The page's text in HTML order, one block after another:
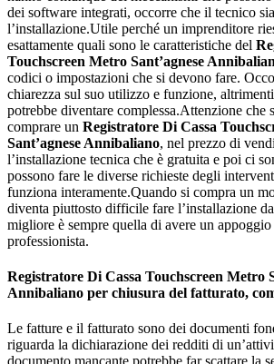
dei software integrati, occorre che il tecnico
l’installazione.Utile perché un imprenditore
esattamente quali sono le caratteristiche del
Touchscreen Metro Sant’agnese
codici o impostazioni che si devono fare.
chiarezza sul suo utilizzo e funzione,
potrebbe diventare complessa.Attenzione che
comprare un Registratore Di Cassa
Sant’agnese Annibaliano, nel prezzo di
l’installazione tecnica che è gratuita e poi ci
possono fare le diverse richieste degli
funziona interamente.Quando si compra un
diventa piuttosto difficile fare l’installazione
migliore è sempre quella di avere un
professionista.
Registratore Di Cassa Touchscreen Metro
Annibaliano per chiusura del fatturato,
Le fatture e il fatturato sono dei documenti
riguarda la dichiarazione dei redditi di